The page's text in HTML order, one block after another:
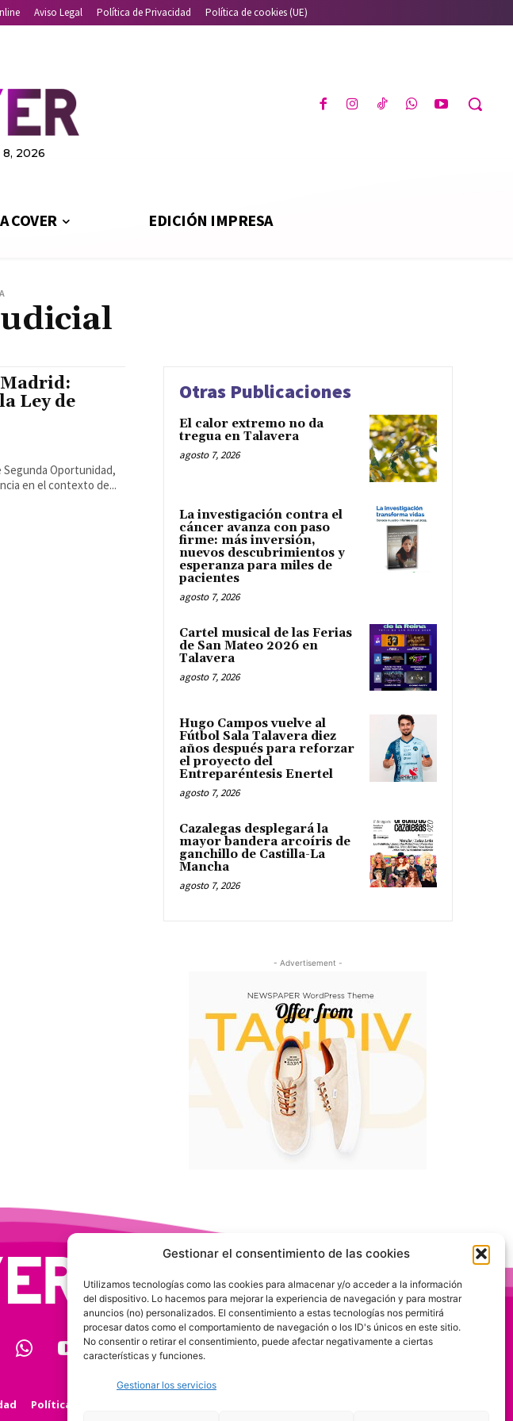
Gestionar el consentimiento de las cookies
Utilizamos tecnologías como las cookies para almacenar y/o acceder a la información
del dispositivo. Lo hacemos para mejorar la experiencia de navegación y para mostrar
anuncios (no) personalizados. El consentimiento a estas tecnologías nos permitirá
procesar datos como el comportamiento de navegación o los ID's únicos en este sitio.
No consentir o retirar el consentimiento, puede afectar negativamente a ciertas
características y funciones.
Gestionar los servicios
Aviso Legal Política de Privacidad Política de cookies (UE)
2026
COVER EDICIÓN IMPRESA
Ley de
Oportunidad,
en el contexto de...
Otras Publicaciones
El calor extremo no da
tregua en Talavera
agosto 7, 2026
La investigación contra el
cáncer avanza con paso
firme: más inversión,
nuevos descubrimientos y
esperanza para miles de
pacientes
agosto 7, 2026
Cartel musical de las Ferias
de San Mateo 2026 en
Talavera
agosto 7, 2026
Hugo Campos vuelve al
Fútbol Sala Talavera diez
años después para reforzar
el proyecto del
Entreparéntesis Enertel
agosto 7, 2026
Cazalegas desplegará la
mayor bandera arcoíris de
ganchillo de Castilla-La
Mancha
agosto 7, 2026
- Advertisement -
Política de Cookies